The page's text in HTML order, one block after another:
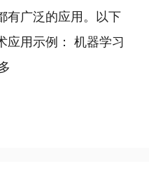
有广泛的应用。以下
应用示例： 机器学习